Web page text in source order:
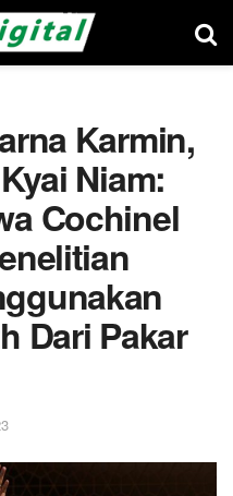
Karmin,
Niam:
Cochinel
Dari Pakar